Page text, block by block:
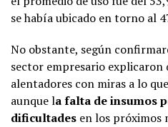
se había ubicado en torno al
No obstante, según
sector empresario explicaron
alentadores con miras a lo
aunque la falta de insumos
dificultades en los próximos